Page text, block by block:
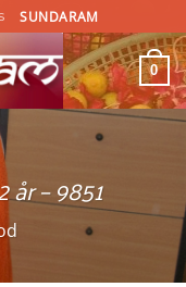
SUNDARAM
0
år – 9851